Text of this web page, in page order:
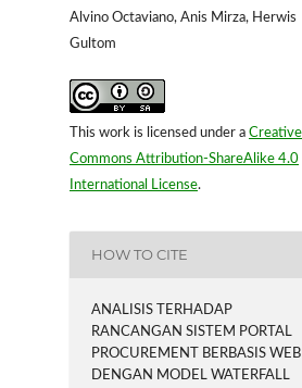
Alvino Octaviano, Anis Mirza, Herwis
Gultom
This work is licensed under a Creative
Commons Attribution-ShareAlike 4.0
International License.
HOW TO CITE
ANALISIS TERHADAP
RANCANGAN SISTEM PORTAL
PROCUREMENT BERBASIS WEB
DENGAN MODEL WATERFALL